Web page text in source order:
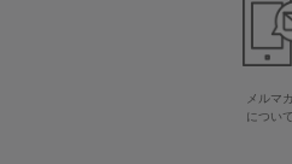
メルマ
について